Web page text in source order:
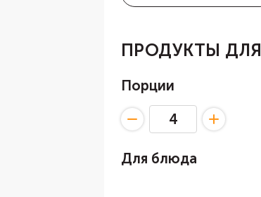
ПРОДУКТЫ
Порции
Для блюда